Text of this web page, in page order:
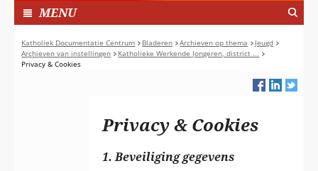
website
worden
toegestaan
of
geweigerd.
MENUI
N
G
E
K
Katholiek Documentatie Centrum Bladeren Archieven op thema
Jeugd
Archieven van instellingen
Katholieke Werkende Jongeren, district ...
Privacy & Cookies
Privacy & Cookies
1. Beveiliging gegevens